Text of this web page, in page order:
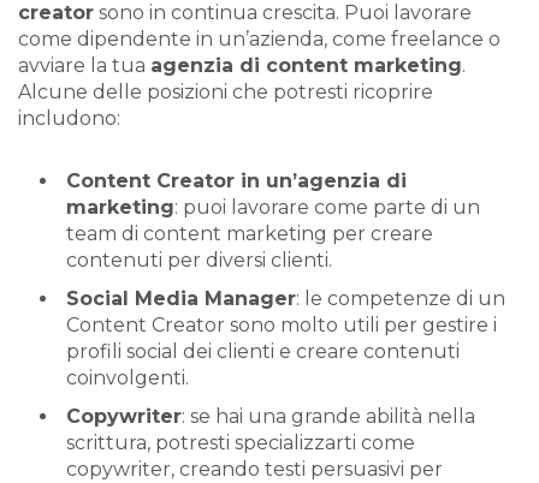
creator sono in continua crescita. Puoi lavorare
come dipendente in un’azienda, come freelance o
avviare la tua agenzia di content marketing.
Alcune delle posizioni che potresti ricoprire
includono:
Content Creator in un’agenzia di
marketing: puoi lavorare come parte di un
team di content marketing per creare
contenuti per diversi clienti.
Social Media Manager: le competenze di un
Content Creator sono molto utili per gestire i
profili social dei clienti e creare contenuti
coinvolgenti.
Copywriter: se hai una grande abilità nella
scrittura, potresti specializzarti come
copywriter, creando testi persuasivi per